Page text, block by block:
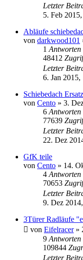
Letzter
5. Feb
Abläufe
von darkwood101
1 Antworten
48412
Letzter
6. Jan 2015,
Schiebedach Ersatz
von Cento » 3.
6 Antworten
77639
Letzter
22. Dez
GfK teile
von Cento » 14.
4 Antworten
70653
Letzter
9. Dez
3Türer Radläufe
von Eifelracer»
9 Antworten
109844
Letzter